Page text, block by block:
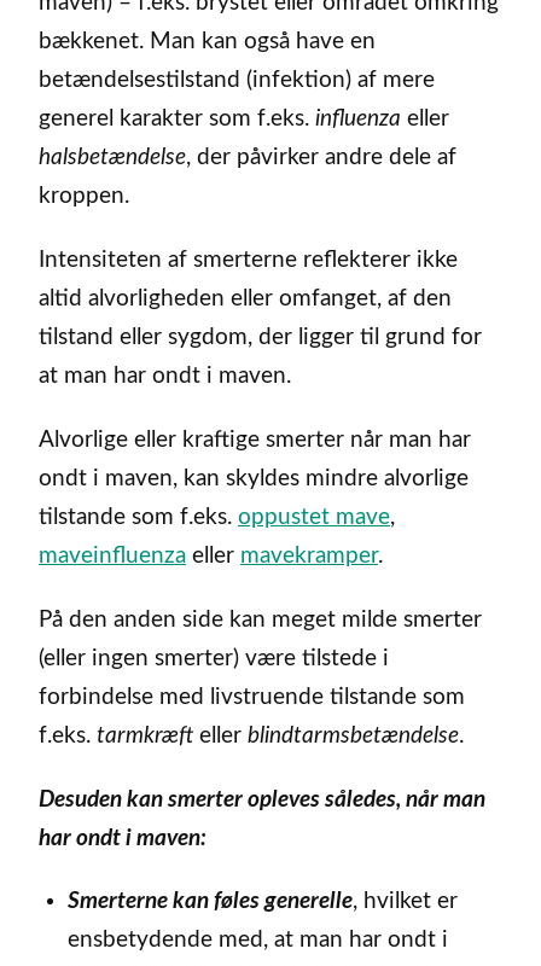
bækkenet. Man kan også have en
betændelsestilstand (infektion) af mere
generel karakter som f.eks. influenza eller
halsbetændelse, der påvirker andre dele af
kroppen.
Intensiteten af smerterne reflekterer ikke
altid alvorligheden eller omfanget, af den
tilstand eller sygdom, der ligger til grund for
at man har ondt i maven.
Alvorlige eller kraftige smerter når man har
ondt i maven, kan skyldes mindre alvorlige
tilstande som f.eks. oppustet mave,
maveinfluenza eller mavekramper.
På den anden side kan meget milde smerter
(eller ingen smerter) være tilstede i
forbindelse med livstruende tilstande som
f.eks. tarmkræft eller blindtarmsbetændelse.
Desuden kan smerter opleves således, når man
har ondt i maven:
Smerterne kan føles generelle, hvilket er
ensbetydende med, at man har ondt i